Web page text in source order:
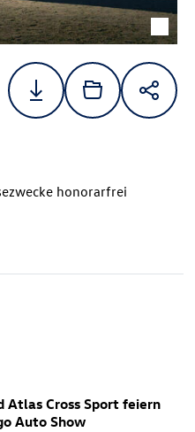
honorarfrei
Atlas Cross Sport feiern
Auto Show